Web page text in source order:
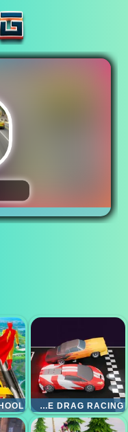
EXTREME DRAG RACING